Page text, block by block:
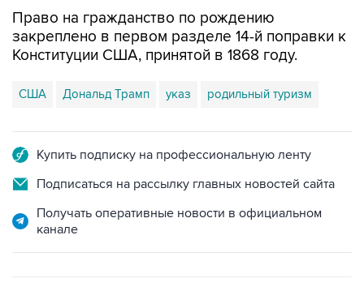
Право на гражданство по рождению
закреплено в первом разделе 14-й поправки к
Конституции США, принятой в 1868 году.
США Дональд Трамп указ родильный туризм
Купить подписку на профессиональную ленту
Подписаться на рассылку главных новостей сайта
Получать оперативные новости в официальном
канале